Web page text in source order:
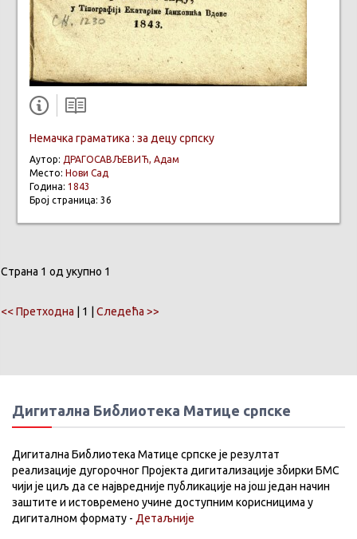
Немачка граматика : за децу српску
Аутор: ДРАГОСАВЉЕВИЋ, Адам
Место: Нови Сад
Година: 1843
Број страница: 36
Страна 1 од укупно 1
<< Претходна | 1 | Следећа >>
Дигитална Библиотека Матице српске
Дигитална Библиотека Матице српске је резултат
реализације дугорочног Пројекта дигитализације збирки БМС
чији је циљ да се највредније публикације на још један начин
заштите и истовремено учине доступним корисницима у
дигиталном формату - Детаљније